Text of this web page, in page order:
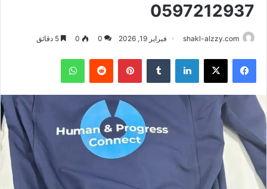
0597212937
shakl-alzzy.com فبراير 19, 2026 0
0
فيسبوك X لينكدإن بينتيريست واتساب